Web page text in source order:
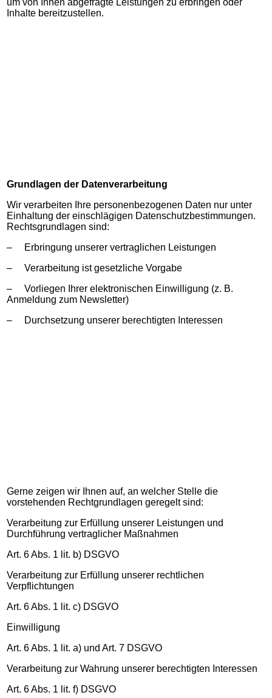
um von Ihnen abgefragte Leistungen zu erbringen oder
Inhalte bereitzustellen.
Grundlagen der Datenverarbeitung
Wir verarbeiten Ihre personenbezogenen Daten nur unter
Einhaltung der einschlägigen Datenschutzbestimmungen.
Rechtsgrundlagen sind:
– Erbringung unserer vertraglichen Leistungen
– Verarbeitung ist gesetzliche Vorgabe
– Vorliegen Ihrer elektronischen Einwilligung (z. B.
Anmeldung zum Newsletter)
– Durchsetzung unserer berechtigten Interessen
Gerne zeigen wir Ihnen auf, an welcher Stelle die
vorstehenden Rechtgrundlagen geregelt sind:
Verarbeitung zur Erfüllung unserer Leistungen und
Durchführung vertraglicher Maßnahmen
Art. 6 Abs. 1 lit. b) DSGVO
Verarbeitung zur Erfüllung unserer rechtlichen
Verpflichtungen
Art. 6 Abs. 1 lit. c) DSGVO
Einwilligung
Art. 6 Abs. 1 lit. a) und Art. 7 DSGVO
Verarbeitung zur Wahrung unserer berechtigten Interessen
Art. 6 Abs. 1 lit. f) DSGVO